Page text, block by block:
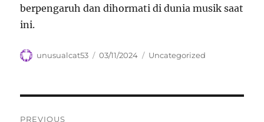
berpengaruh dan dihormati di dunia musik saat
ini.
Author
unusualcat53
Posted
03/11/2024 Categories
Uncategorized
PREVIOUS